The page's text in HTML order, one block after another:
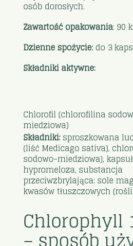
osób dorosłych.
Zawartość opakowania: 90
Dzienne spożycie:do 3
Składniki aktywne:
Chlorofil (chlorofilina
miedziowa)
Składniki:sproszkowana
(liść Medicago sativa),
sodowo-miedziowa),
hypromeloza, substancja
przeciwzbrylająca: sole
kwasów tłuszczowych
Chlorophyll